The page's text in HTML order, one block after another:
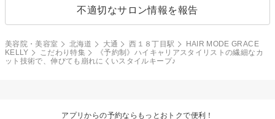
不適切なサロン情報を報告
美容院・美容室 北海道 大通 西１８丁目駅
HAIR MODE GRACE
KELLY
こだわり特集
《予約制》ハイキャリアスタイリストの繊細なカ
ット技術で、伸びても崩れにくいスタイルキープ♪
アプリからの予約ならもっとおトクで便利！